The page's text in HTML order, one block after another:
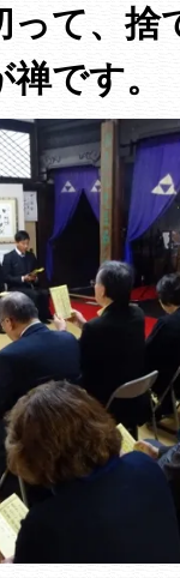
って、捨
です。